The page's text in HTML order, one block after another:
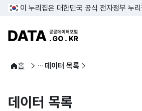
콘텐츠
푸터 바
이 누리집은 대한민국 공식 전자정부 누
DATA.GO.KR 공공데이
홈
공공데이터 데이터 목록
데이터 목록